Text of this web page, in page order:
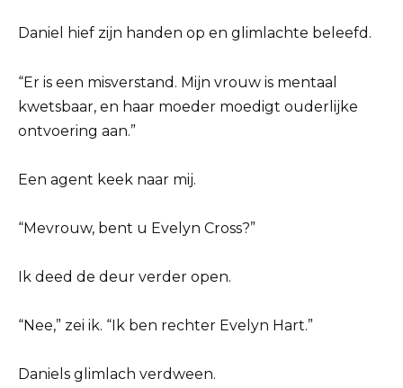
Daniel hief zijn handen op en glimlachte beleefd.
“Er is een misverstand. Mijn vrouw is mentaal
kwetsbaar, en haar moeder moedigt ouderlijke
ontvoering aan.”
Een agent keek naar mij.
“Mevrouw, bent u Evelyn Cross?”
Ik deed de deur verder open.
“Nee,” zei ik. “Ik ben rechter Evelyn Hart.”
Daniels glimlach verdween.